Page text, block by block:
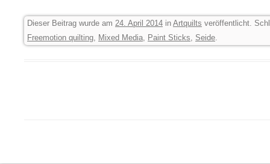
Dieser Beitrag wurde am 24. April 2014 in Artquilts veröffentlicht.
Freemotion quilting, Mixed Media, Paint Sticks, Seide.